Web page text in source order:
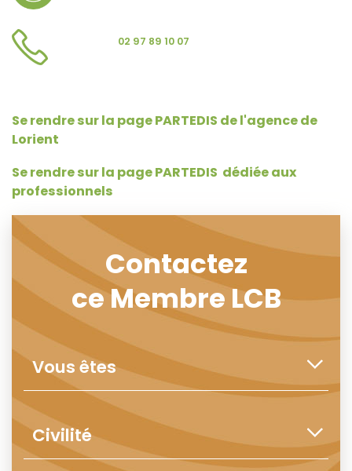
02 97 89 10 07
Se rendre sur la page PARTEDIS de l'agence de
Lorient
Se rendre sur la page PARTEDIS dédiée aux
professionnels
Contactez
ce Membre LCB